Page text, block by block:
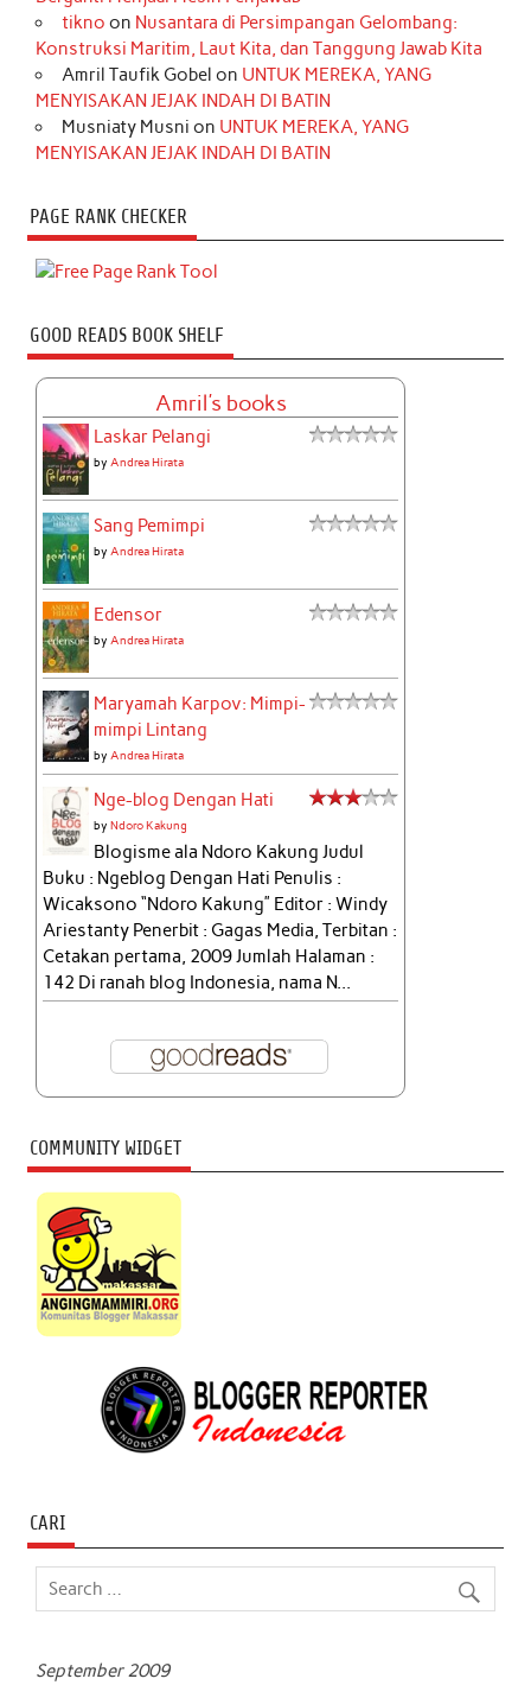
tikno on Nusantara di Persimpangan Gelombang:
Konstruksi Maritim, Laut Kita, dan Tanggung Jawab Kita
Amril Taufik Gobel on UNTUK MEREKA, YANG
MENYISAKAN JEJAK INDAH DI BATIN
Musniaty Musni on UNTUK MEREKA, YANG
MENYISAKAN JEJAK INDAH DI BATIN
PAGE RANK CHECKER
GOOD READS BOOK SHELF
Amril's books
Laskar Pelangi
byAndrea Hirata
Sang Pemimpi
byAndrea Hirata
Edensor
byAndrea Hirata
Maryamah Karpov: Mimpi-
mimpi Lintang
byAndrea Hirata
Nge-blog Dengan Hati
byNdoro Kakung
Blogisme ala Ndoro Kakung Judul
Buku : Ngeblog Dengan Hati Penulis :
Wicaksono “Ndoro Kakung” Editor : Windy
Ariestanty Penerbit : Gagas Media, Terbitan :
Cetakan pertama, 2009 Jumlah Halaman :
142 Di ranah blog Indonesia, nama N...
COMMUNITY WIDGET
CARI
September 2009